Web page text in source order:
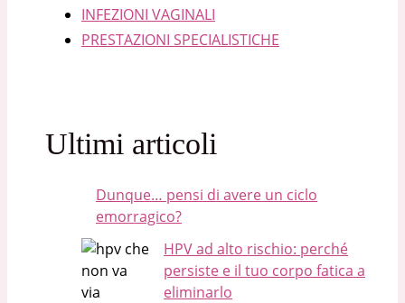
INFEZIONI VAGINALI
PRESTAZIONI SPECIALISTICHE
Ultimi articoli
Dunque… pensi di avere un ciclo
emorragico?
HPV ad alto rischio: perché
persiste e il tuo corpo fatica a
eliminarlo